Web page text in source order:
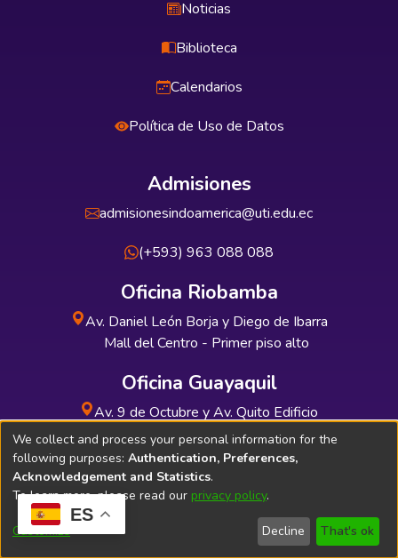
ES
Noticias
Biblioteca
Calendarios
Política de Uso de Datos
Admisiones
admisionesindoamerica@uti.edu.ec
(+593) 963 088 088
Oficina Riobamba
Av. Daniel León Borja y Diego de Ibarra
Mall del Centro - Primer piso alto
Oficina Guayaquil
Av. 9 de Octubre y Av. Quito Edificio
INDUAUTO - Planta baja
Soporte Técnico Bibliolatino.com
We collect and process your personal information for the
following purposes: Authentication, Preferences,
Acknowledgement and Statistics.
To learn more, please read our privacy policy.
Customize Decline That's ok